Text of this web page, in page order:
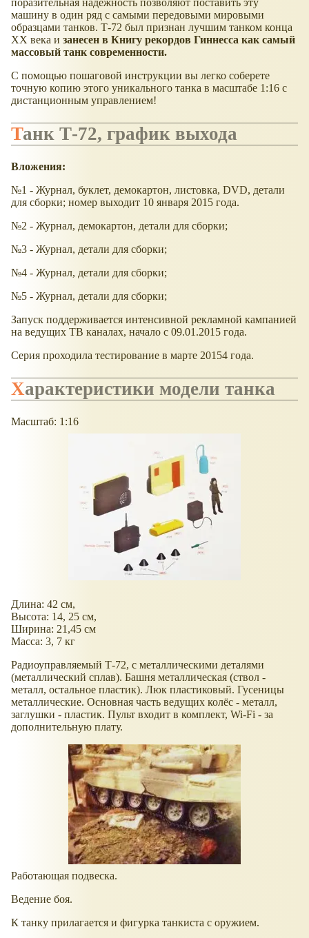
поразительная надежность позволяют поставить эту
машину в один ряд с самыми передовыми мировыми
образцами танков. Т-72 был признан лучшим танком конца
XX века и занесен в Книгу рекордов Гиннесса как самый
массовый танк современности.
С помощью пошаговой инструкции вы легко соберете
точную копию этого уникального танка в масштабе 1:16 с
дистанционным управлением!
Танк Т-72, график выхода
Вложения:
№1 - Журнал, буклет, демокартон, листовка, DVD, детали
для сборки; номер выходит 10 января 2015 года.
№2 - Журнал, демокартон, детали для сборки;
№3 - Журнал, детали для сборки;
№4 - Журнал, детали для сборки;
№5 - Журнал, детали для сборки;
Запуск поддерживается интенсивной рекламной кампанией
на ведущих ТВ каналах, начало с 09.01.2015 года.
Серия проходила тестирование в марте 20154 года.
Характеристики модели танка
Масштаб: 1:16
Длина: 42 см,
Высота: 14, 25 см,
Ширина: 21,45 см
Масса: 3, 7 кг
Радиоуправляемый Т-72, с металлическими деталями
(металлический сплав). Башня металлическая (ствол -
металл, остальное пластик). Люк пластиковый. Гусеницы
металлические. Основная часть ведущих колёс - металл,
заглушки - пластик. Пульт входит в комплект, Wi-Fi - за
дополнительную плату.
Работающая подвеска.
Ведение боя.
К танку прилагается и фигурка танкиста с оружием.